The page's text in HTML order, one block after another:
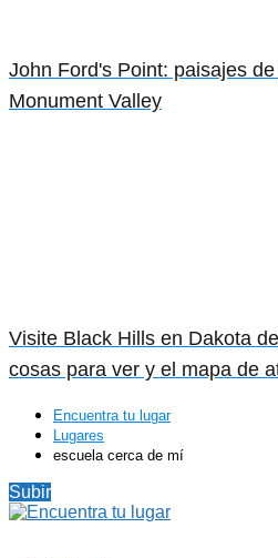
John Ford's Point: paisajes
Monument Valley
Visite Black Hills en Dakota
cosas para ver y el mapa de
Encuentra tu lugar
Lugares
escuela cerca de mí
Subir